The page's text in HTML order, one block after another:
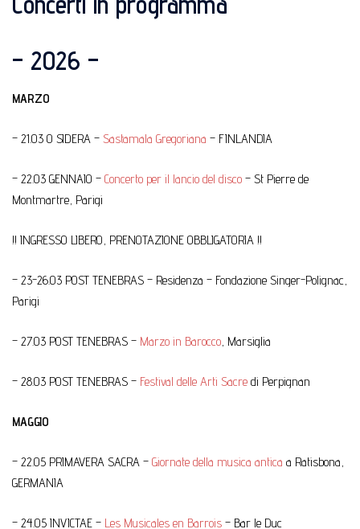
– 2026 –
MARZO
– 21.03 O SIDERA – Sastamala Gregoriana – FINLANDIA
– 22.03 GENNAIO – Concerto per il lancio del disco – St Pierre de
Montmartre, Parigi
!! INGRESSO LIBERO, PRENOTAZIONE OBBLIGATORIA !!
– 23-26.03 POST TENEBRAS – Residenza – Fondazione Singer-Polignac,
Parigi
– 27.03 POST TENEBRAS – Marzo in Barocco , Marsiglia
– 28.03 POST TENEBRAS – Festival delle Arti Sacre di Perpignan
MAGGIO
– 22.05 PRIMAVERA SACRA – Giornate della musica antica a Ratisbona,
GERMANIA
– 24.05 INVICTAE – Les Musicales en Barrois – Bar le Duc